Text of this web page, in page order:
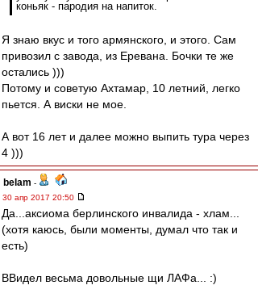
коньяк - пародия на напиток.
Я знаю вкус и того армянского, и этого. Сам
привозил с завода, из Еревана. Бочки те же
остались )))
Потому и советую Ахтамар, 10 летний, легко
пьется. А виски не мое.
А вот 16 лет и далее можно выпить тура через
4 )))
belam -
30 апр 2017 20:50
Да...аксиома берлинского инвалида - хлам...
(хотя каюсь, были моменты, думал что так и
есть)
ВВидел весьма довольные щи ЛАФа... :)